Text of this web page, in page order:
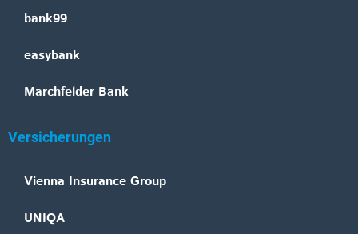
bank99
easybank
Marchfelder Bank
Versicherungen
Vienna Insurance Group
UNIQA